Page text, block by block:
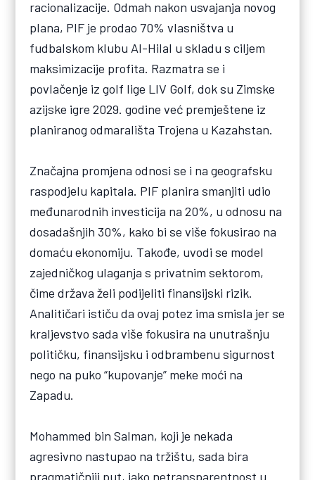
racionalizacije. Odmah nakon usvajanja novog
plana, PIF je prodao 70% vlasništva u
fudbalskom klubu Al-Hilal u skladu s ciljem
maksimizacije profita. Razmatra se i
povlačenje iz golf lige LIV Golf, dok su Zimske
azijske igre 2029. godine već premještene iz
planiranog odmarališta Trojena u Kazahstan.
Značajna promjena odnosi se i na geografsku
raspodjelu kapitala. PIF planira smanjiti udio
međunarodnih investicija na 20%, u odnosu na
dosadašnjih 30%, kako bi se više fokusirao na
domaću ekonomiju. Takođe, uvodi se model
zajedničkog ulaganja s privatnim sektorom,
čime država želi podijeliti finansijski rizik.
Analitičari ističu da ovaj potez ima smisla jer se
kraljevstvo sada više fokusira na unutrašnju
političku, finansijsku i odbrambenu sigurnost
nego na puko “kupovanje” meke moći na
Zapadu.
Mohammed bin Salman, koji je nekada
agresivno nastupao na tržištu, sada bira
pragmatičniji put, iako netransparentnost u